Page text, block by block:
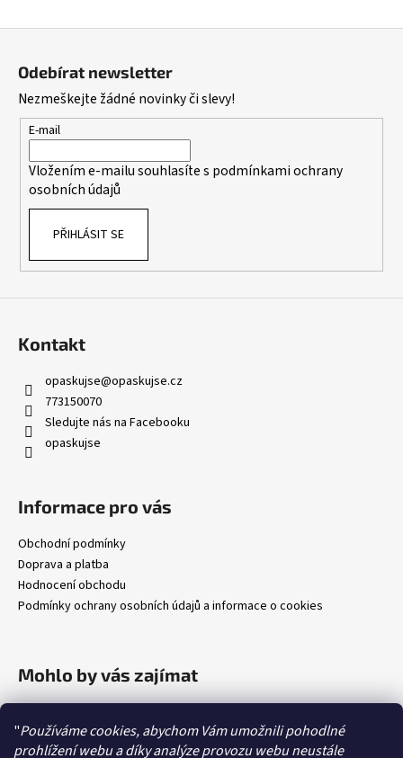
"Používáme cookies, abychom Vám umožnili pohodlné
prohlížení webu a díky analýze provozu webu neustále
Odebírat newsletter
Nezmeškejte žádné novinky či slevy!
E-mail
Vložením e-mailu souhlasíte s podmínkami ochrany
osobních údajů
PŘIHLÁSIT SE
Kontakt
opaskujse@opaskujse.cz
773150070
Sledujte nás na Facebooku
opaskujse
Informace pro vás
Obchodní podmínky
Doprava a platba
Hodnocení obchodu
Podmínky ochrany osobních údajů a informace o cookies
Mohlo by vás zajímat
Jak zkrátit opasek